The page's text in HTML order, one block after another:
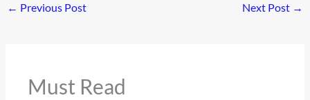
← Previous Post Next Post →
Must Read